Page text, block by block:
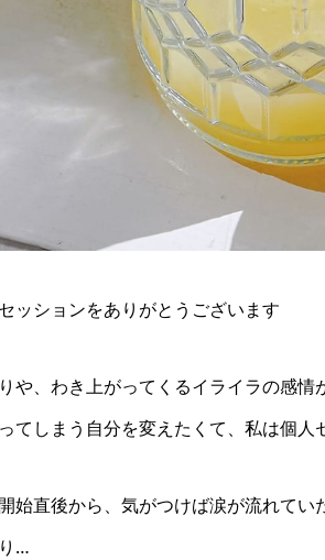
ッションをありがとうございます
や、わき上がってくるイライラの感
てしまう自分を変えたくて、私は個人
始直後から、気がつけば涙が流れて
…